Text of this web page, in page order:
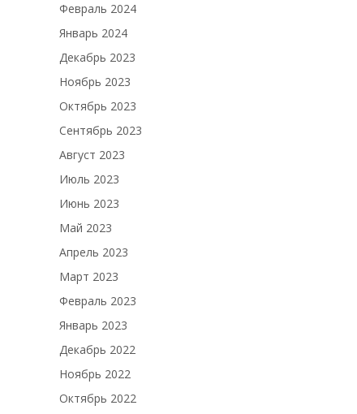
Февраль 2024
Январь 2024
Декабрь 2023
Ноябрь 2023
Октябрь 2023
Сентябрь 2023
Август 2023
Июль 2023
Июнь 2023
Май 2023
Апрель 2023
Март 2023
Февраль 2023
Январь 2023
Декабрь 2022
Ноябрь 2022
Октябрь 2022